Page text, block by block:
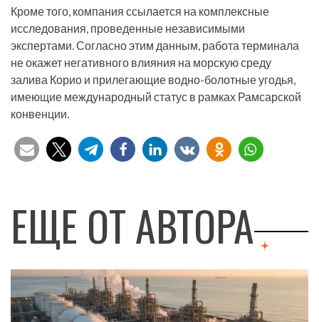
Кроме того, компания ссылается на комплексные
исследования, проведенные независимыми
экспертами. Согласно этим данным, работа терминала
не окажет негативного влияния на морскую среду
залива Корио и прилегающие водно-болотные угодья,
имеющие международный статус в рамках Рамсарской
конвенции.
ЕЩЕ ОТ АВТОРА